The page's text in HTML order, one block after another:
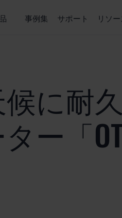
事例集 サポート リソー
に耐
ー「